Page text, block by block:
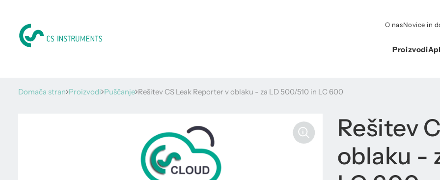
O nasNovice in
Proizvodi
Domača stran Proizvodi Puščanje Rešitev CS Leak Reporter v oblaku - za LD 500/510 in LC 600
Rešitev
oblaku -